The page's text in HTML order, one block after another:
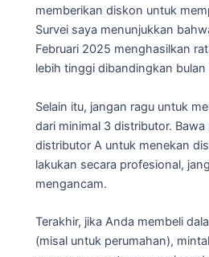
memberikan diskon untuk
Survei saya menunjukkan
Februari 2025 menghasilkan
lebih tinggi dibandingkan bulan
Selain itu, jangan ragu untuk
dari minimal 3 distributor.
distributor A untuk menekan
lakukan secara profesional,
mengancam.
Terakhir, jika Anda membeli
(misal untuk perumahan),